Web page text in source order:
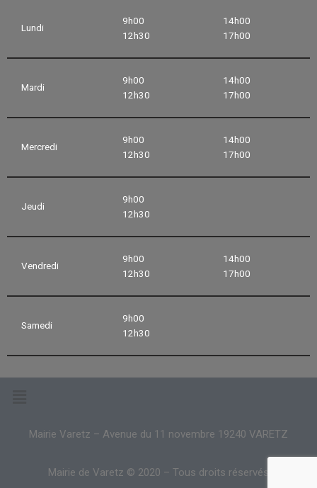
Lundi
9h00
12h30
14h00
17h00
Mardi
9h00
12h30
14h00
17h00
Mercredi
9h00
12h30
14h00
17h00
Jeudi
9h00
12h30
Vendredi
9h00
12h30
14h00
17h00
Samedi
9h00
12h30
Mairie Varetz – Avenue du 11 novembre 19240 VARETZ
Mairie de Varetz © 2020 – Tous droits réservés